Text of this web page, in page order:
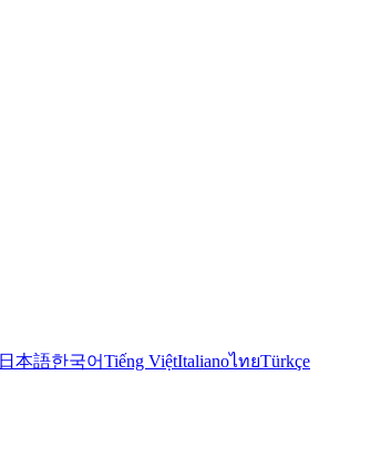
日本語한국어Tiếng ViệtItalianoไทยTürkçe